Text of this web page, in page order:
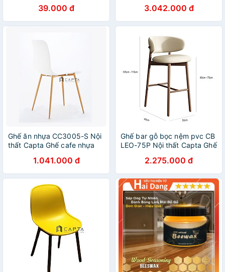
- Tủ Gỗ - Sàn Gỗ - Loại Đậm
Đặc Nhất
39.000 đ
nhựa chân gỗ màu tự nhiên
3.042.000 đ
Ghế ăn nhựa CC3005-S Nội
thất Capta Ghế cafe nhựa
ép nhiệt vân gỗ
1.041.000 đ
Ghế bar gỗ bọc nệm pvc CB
LEO-75P Nội thất Capta Ghế
đại cao 75cm nệm pvc cao
cấp tại tp hcm
2.275.000 đ